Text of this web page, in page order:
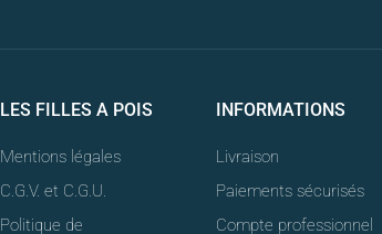
LES FILLES A POIS
Mentions légales
C.G.V. et C.G.U.
Politique de
INFORMATIONS
Livraison
Paiements sécurisés
Compte professionnel